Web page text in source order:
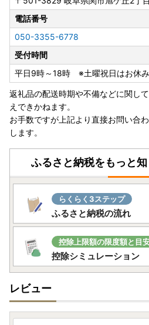
電話番号
050-3355-6778
受付時間
平日9時～18時 ※土曜祝日はお休み
返礼品の配送時期や不備などに関し
えできかねます。
お手数ですが上記より直接お問い合
します。
ふるさと納税をもっと
らくらく3ステップ
ふるさと納税の流れ
控除上限額の限度額と目
控除シミュレーション
レビュー